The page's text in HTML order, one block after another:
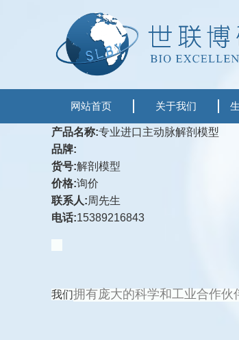
网站首页 关于我们
产品名称:专业进口主动脉解剖模型
品牌:
货号:解剖模型
价格:询价
联系人:周先生
电话:15389216843
我们拥有庞大的科学和工业合作伙